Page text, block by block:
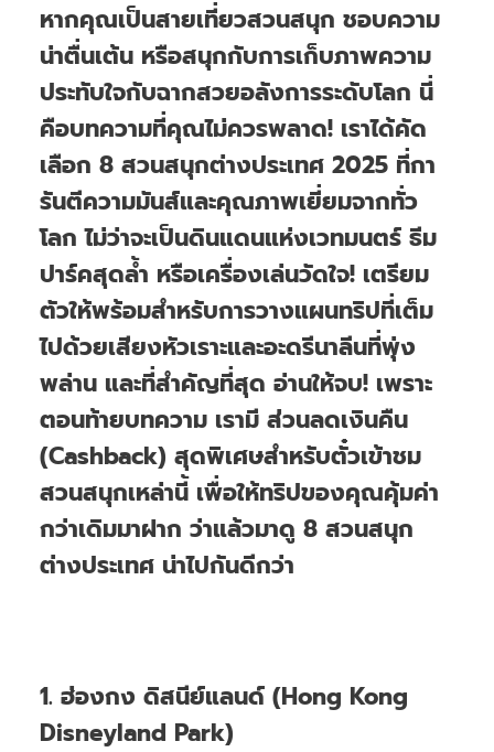
หากคุณเป็นสายเที่ยวสวนสนุก ชอบความ
น่าตื่นเต้น หรือสนุกกับการเก็บภาพความ
ประทับใจกับฉากสวยอลังการระดับโลก นี่
คือบทความที่คุณไม่ควรพลาด! เราได้คัด
เลือก 8 สวนสนุกต่างประเทศ 2025 ที่กา
รันตีความมันส์และคุณภาพเยี่ยมจากทั่ว
โลก ไม่ว่าจะเป็นดินแดนแห่งเวทมนตร์ ธีม
ปาร์คสุดล้ำ หรือเครื่องเล่นวัดใจ! เตรียม
ตัวให้พร้อมสำหรับการวางแผนทริปที่เต็ม
ไปด้วยเสียงหัวเราะและอะดรีนาลีนที่พุ่ง
พล่าน และที่สำคัญที่สุด อ่านให้จบ! เพราะ
ตอนท้ายบทความ เรามี ส่วนลดเงินคืน
(Cashback) สุดพิเศษสำหรับตั๋วเข้าชม
สวนสนุกเหล่านี้ เพื่อให้ทริปของคุณคุ้มค่า
กว่าเดิมมาฝาก ว่าแล้วมาดู 8 สวนสนุก
ต่างประเทศ น่าไปกันดีกว่า
1. ฮ่องกง ดิสนีย์แลนด์ (Hong Kong
Disneyland Park)